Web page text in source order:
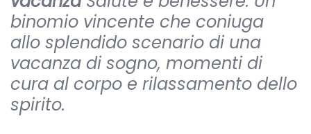
binomio vincente che coniuga
allo splendido scenario di una
vacanza di sogno, momenti di
cura al corpo e rilassamento dello
spirito.